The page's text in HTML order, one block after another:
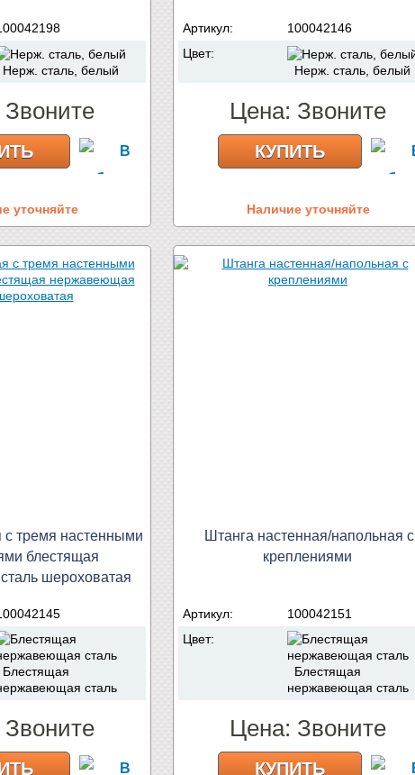
Нерж. сталь, белый
Звоните
уточняйте
Артикул:
100042146
Цвет:
Нерж. сталь, белый
Цена: Звоните
КУПИТЬ
Наличие уточняйте
с тремя настенными
блестящая
шероховатая
Блестящая
сталь
Звоните
Штанга настенная/напольная с
креплениями
Артикул:
100042151
Цвет:
Блестящая
нержавеющая сталь
Цена: Звоните
КУПИТЬ